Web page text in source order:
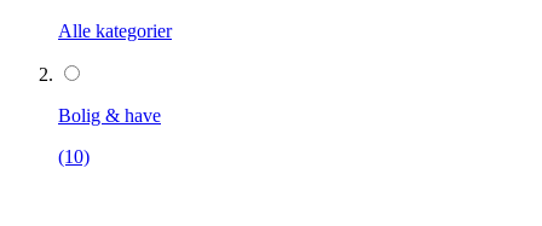
Alle kategorier
Bolig & have
(10)